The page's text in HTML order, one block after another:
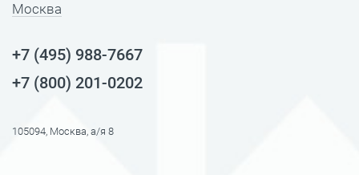
Москва
+7 (495) 988-7667
+7 (800) 201-0202
105094, Москва, а/я 8